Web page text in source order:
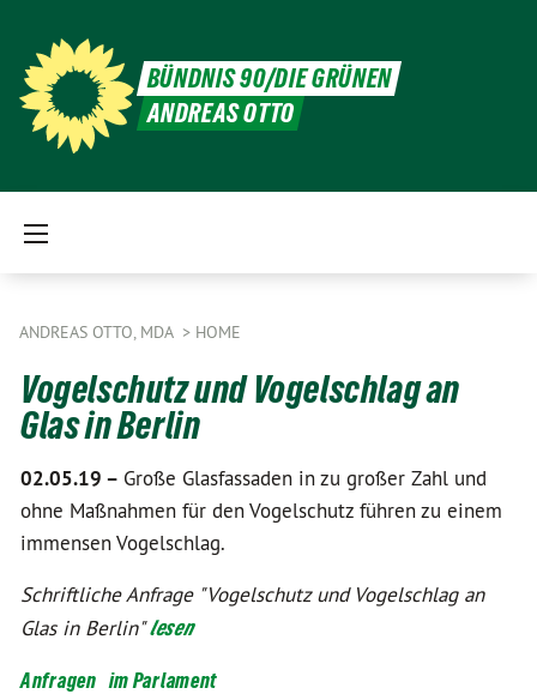
BÜNDNIS 90/DIE GRÜNEN
ANDREAS OTTO
ANDREAS OTTO, MDA HOME
Vogelschutz und Vogelschlag an
Glas in Berlin
02.05.19 – Große Glasfassaden in zu großer Zahl und
ohne Maßnahmen für den Vogelschutz führen zu einem
immensen Vogelschlag.
Schriftliche Anfrage "Vogelschutz und Vogelschlag an
Glas in Berlin"lesen
Anfragen im Parlament